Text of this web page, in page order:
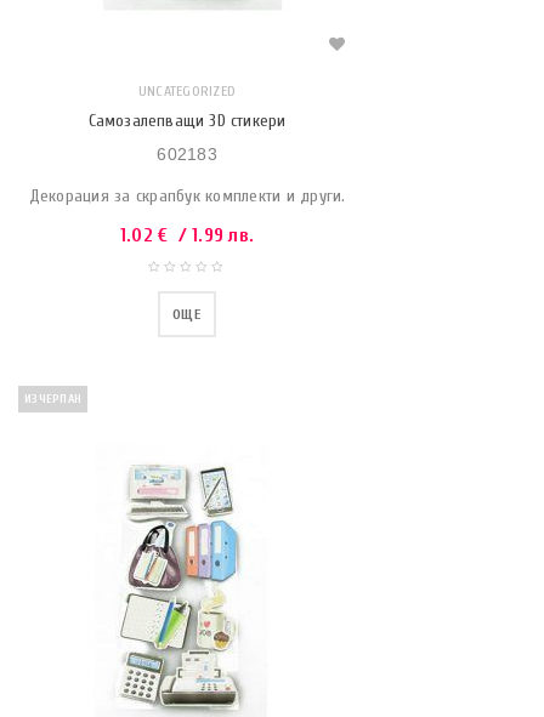
UNCATEGORIZED
Самозалепващи 3D стикери
602183
Декорация за скрапбук комплекти и други.
1.02€ / 1.99 лв.
ОЩЕ
ИЗЧЕРПАН